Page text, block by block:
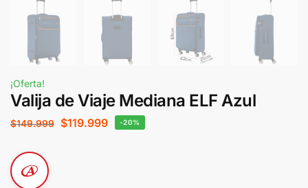
¡Oferta!
Valija de Viaje Mediana ELF Azul
$149.999 $119.999 -20%